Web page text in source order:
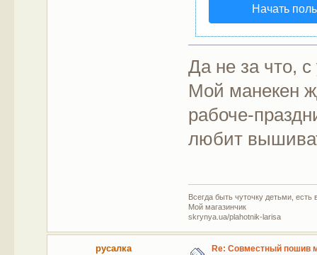
Начать
Да не за что,
Мой манекен
рабоче-
любит
Всегда быть чуточку детьми,
Мой магазинчик
skrynya.ua/plahotnik-larisa
русалка Re: Совместный пошив